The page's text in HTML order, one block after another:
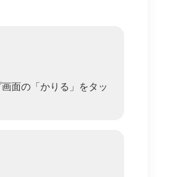
面の「かりる」をタッ